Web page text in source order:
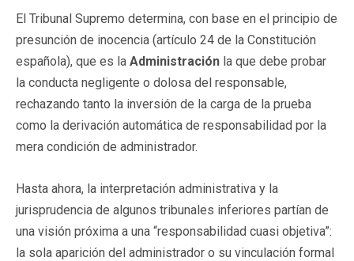
El Tribunal Supremo determina, con base en el principio de
presunción de inocencia (artículo 24 de la Constitución
española), que es la Administración la que debe probar
la conducta negligente o dolosa del responsable,
rechazando tanto la inversión de la carga de la prueba
como la derivación automática de responsabilidad por la
mera condición de administrador.
Hasta ahora, la interpretación administrativa y la
jurisprudencia de algunos tribunales inferiores partían de
una visión próxima a una “responsabilidad cuasi objetiva”:
la sola aparición del administrador o su vinculación formal